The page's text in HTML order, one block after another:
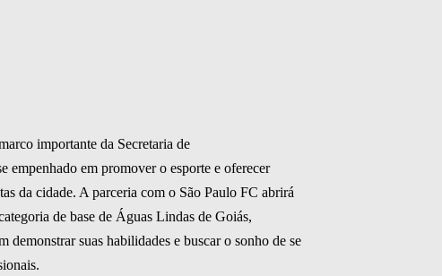
importante da Secretaria de
empenhado em promover o esporte e oferecer
da cidade. A parceria com o São Paulo FC abrirá
de base de Águas Lindas de Goiás,
demonstrar suas habilidades e buscar o sonho de se